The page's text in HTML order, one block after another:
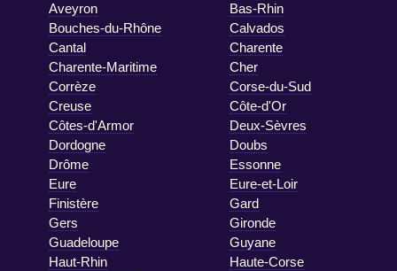
Aveyron
Bas-Rhin
Bouches-du-Rhône
Calvados
Cantal
Charente
Charente-Maritime
Cher
Corrèze
Corse-du-Sud
Creuse
Côte-d'Or
Côtes-d'Armor
Deux-Sèvres
Dordogne
Doubs
Drôme
Essonne
Eure
Eure-et-Loir
Finistère
Gard
Gers
Gironde
Guadeloupe
Guyane
Haut-Rhin
Haute-Corse